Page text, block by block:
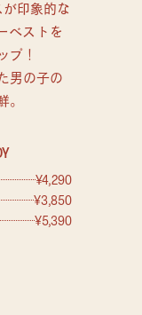
印象的な
ベストを
プ！
男の子の
。
¥4,290
¥3,850
¥5,390